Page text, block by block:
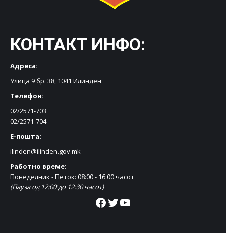
КОНТАКТ ИНФО:
Адреса:
Улица 9 бр. 38, 1041 Илинден
Телефон:
02/2571-703
02/2571-704
Е-пошта:
ilinden@ilinden.gov.mk
Работно време:
Понеделник - Петок: 08:00 - 16:00 часот
(Пауза од 12:00 до 12:30 часот)
Facebook Twitter YouTube